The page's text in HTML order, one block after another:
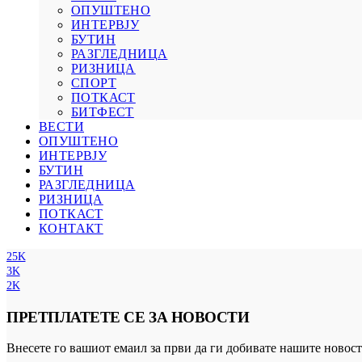
ОПУШТЕНО
ИНТЕРВЈУ
БУТИН
РАЗГЛЕДНИЦА
РИЗНИЦА
СПОРТ
ПОТКАСТ
БИТФЕСТ
ВЕСТИ
ОПУШТЕНО
ИНТЕРВЈУ
БУТИН
РАЗГЛЕДНИЦА
РИЗНИЦА
ПОТКАСТ
КОНТАКТ
25K
3K
2K
ПРЕТПЛАТЕТЕ СЕ ЗА НОВОСТИ
Внесете го вашиот емаил за први да ги добивате нашите